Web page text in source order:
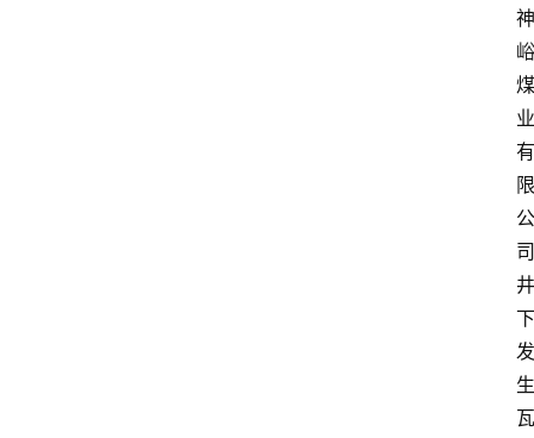
神
峪
煤
业
有
限
公
司
井
下
发
生
瓦